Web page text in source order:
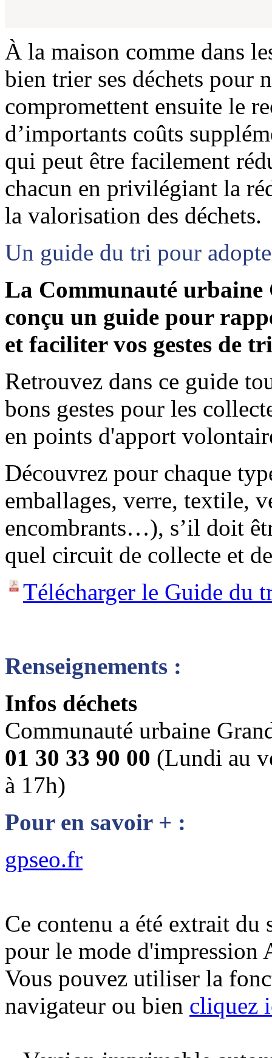
À la maison comme dans
bien trier ses déchets pour
compromettent ensuite le
d’importants coûts
qui peut être facilement
chacun en privilégiant la
la valorisation des déchets.
Un guide du tri pour
La Communauté urbaine
conçu un guide pour
et faciliter vos gestes de
Retrouvez dans ce guide
bons gestes pour les
en points d'apport
Découvrez pour chaque
emballages, verre, textile,
encombrants…), s’il doit
quel circuit de collecte et
Télécharger le Guide du
Renseignements :
Infos déchets
Communauté urbaine
01 30 33 90 00 (Lundi au
à 17h)
Pour en savoir + :
gpseo.fr
Ce contenu a été extrait
pour le mode d'impression
Vous pouvez utiliser la
navigateur ou bien cliquez